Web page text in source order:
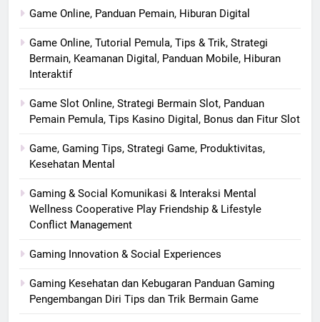
Game Online, Panduan Pemain, Hiburan Digital
Game Online, Tutorial Pemula, Tips & Trik, Strategi
Bermain, Keamanan Digital, Panduan Mobile, Hiburan
Interaktif
Game Slot Online, Strategi Bermain Slot, Panduan
Pemain Pemula, Tips Kasino Digital, Bonus dan Fitur Slot
Game, Gaming Tips, Strategi Game, Produktivitas,
Kesehatan Mental
Gaming & Social Komunikasi & Interaksi Mental
Wellness Cooperative Play Friendship & Lifestyle
Conflict Management
Gaming Innovation & Social Experiences
Gaming Kesehatan dan Kebugaran Panduan Gaming
Pengembangan Diri Tips dan Trik Bermain Game